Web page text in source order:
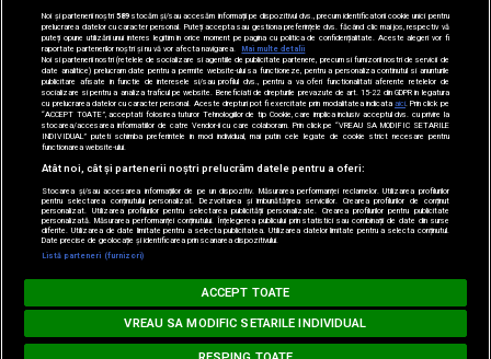
Loading...
MUSIC NON STOP
#hitperepeat
Noi și partenerii noștri589stocăm și/sau accesăm informații pe dispozitivul dvs., precum identificatorii cookie unici pentru
prelucrarea datelor cu caracter personal. Puteți accepta sau gestiona preferințele dvs. făcând clic mai jos, respectiv vă
puteți opune utilizării unui interes legitim în orice moment pe pagina cu politica de confidențialitate. Aceste alegeri vor fi
raportate partenerilor noștri și nu vă vor afecta navigarea.
Mai multe detalii
Noi si partenerii nostri (retelele de socializare si agentiile de publicitate partenere, precum si furnizorii nostri de servicii de
date analitice) prelucram date pentru a permite website-ului sa functioneze, pentru a personaliza continutul si anunturile
publicitare afisate in functie de interesele si/sau profilul dvs., pentru a va oferi functionalitati aferente retelelor de
socializare si pentru a analiza traficul pe website. Beneficiati de drepturile prevazute de art. 15-22 din GDPR in legatura
cu prelucrarea datelor cu caracter personal. Aceste drepturi pot fi exercitate prin modalitatea indicataaici . Prin click pe
“ACCEPT TOATE”, acceptati folosirea tuturor Tehnologiilor de tip Cookie, care implica inclusiv acceptul dvs. cu privire la
stocarea/accesarea informatiilor de catre Vendor-ii cu care colaboram. Prin click pe “VREAU SA MODIFIC SETARILE
INDIVIDUAL” puteti schimba preferintele in mod individual, mai putin cele legate de cookie strict necesare pentru
functionarea website-ului.
Atât noi, cât și partenerii noștri prelucrăm datele pentru a oferi:
Stocarea și/sau accesarea informațiilor de pe un dispozitiv. Măsurarea performanței reclamelor. Utilizarea profilurilor
pentru selectarea conținutului personalizat. Dezvoltarea și îmbunătățirea serviciilor. Crearea profilurilor de conținut
personalizat. Utilizarea profilurilor pentru selectarea publicității personalizate. Crearea profilurilor pentru publicitate
personalizată. Măsurarea performanței conținutului. Înțelegerea publicului prin statistici sau combinații de date din surse
diferite. Utilizarea de date limitate pentru a selecta publicitatea. Utilizarea datelor limitate pentru a selecta conținutul.
Date precise de geolocație și identificarea prin scanarea dispozitivului.
Listă parteneri (furnizori)
ACCEPT TOATE
VREAU SA MODIFIC SETARILE INDIVIDUAL